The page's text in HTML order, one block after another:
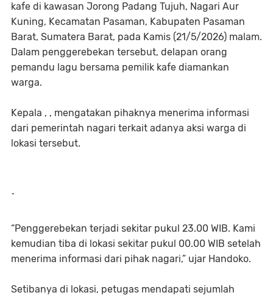
kafe di kawasan Jorong Padang Tujuh, Nagari Aur
Kuning, Kecamatan Pasaman, Kabupaten Pasaman
Barat, Sumatera Barat, pada Kamis (21/5/2026) malam.
Dalam penggerebekan tersebut, delapan orang
pemandu lagu bersama pemilik kafe diamankan
warga.
Kepala , , mengatakan pihaknya menerima informasi
dari pemerintah nagari terkait adanya aksi warga di
lokasi tersebut.
-
“Penggerebekan terjadi sekitar pukul 23.00 WIB. Kami
kemudian tiba di lokasi sekitar pukul 00.00 WIB setelah
menerima informasi dari pihak nagari,” ujar Handoko.
Setibanya di lokasi, petugas mendapati sejumlah